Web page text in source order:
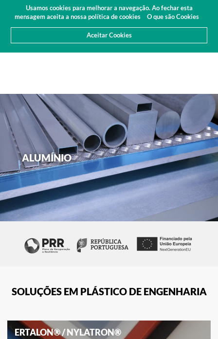
Usamos cookies para melhorar a navegação. Ao fechar esta
mensagem aceita a nossa política de cookies
O que são Cookies
Aceitar Cookies
Área Cliente
Orçamento(0)
ALUMÍNIO
SOLUÇÕES EM PLÁSTICO DE ENGENHARIA
ERTALON® / NYLATRON®